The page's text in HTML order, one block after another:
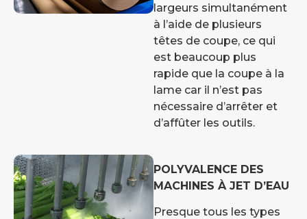
largeurs simultanément
à l’aide de plusieurs
têtes de coupe, ce qui
est beaucoup plus
rapide que la coupe à la
lame car il n’est pas
nécessaire d’arrêter et
d’affûter les outils.
POLYVALENCE DES
MACHINES À JET D’EAU
Presque tous les types